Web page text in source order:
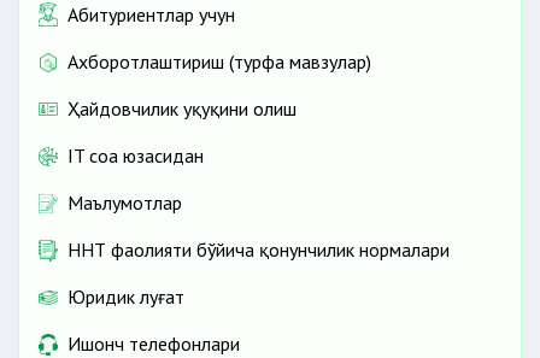
Абитуриентлар учун
Ахборотлаштириш (турфа мавзулар)
Ҳайдовчилик ҳуқуқини олиш
IT соҳа юзасидан
Маълумотлар
ННТ фаолияти бўйича қонунчилик нормалари
Юридик луғат
Ишонч телефонлари